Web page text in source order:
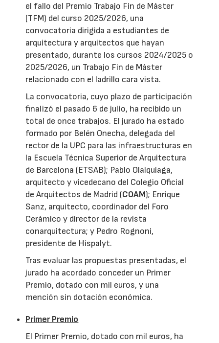
el fallo del Premio Trabajo Fin de Máster
(TFM) del curso 2025/2026, una
convocatoria dirigida a estudiantes de
arquitectura y arquitectos que hayan
presentado, durante los cursos 2024/2025 o
2025/2026, un Trabajo Fin de Máster
relacionado con el ladrillo cara vista.
La convocatoria, cuyo plazo de participación
finalizó el pasado 6 de julio, ha recibido un
total de once trabajos. El jurado ha estado
formado por Belén Onecha, delegada del
rector de la UPC para las infraestructuras en
la Escuela Técnica Superior de Arquitectura
de Barcelona (ETSAB); Pablo Olalquiaga,
arquitecto y vicedecano del Colegio Oficial
de Arquitectos de Madrid (COAM); Enrique
Sanz, arquitecto, coordinador del Foro
Cerámico y director de la revista
conarquitectura; y Pedro Rognoni,
presidente de Hispalyt.
Tras evaluar las propuestas presentadas, el
jurado ha acordado conceder un Primer
Premio, dotado con mil euros, y una
mención sin dotación económica.
Primer Premio
El Primer Premio, dotado con mil euros, ha